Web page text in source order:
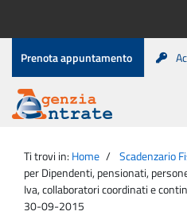
contenuto
Menu
di
servizio
Prenota appuntamento
Agenzia
Entrate
principale
Ti trovi in: Home Scadenzario
per Dipendenti, pensionati,
Iva, collaboratori coordinati e
30-09-2015